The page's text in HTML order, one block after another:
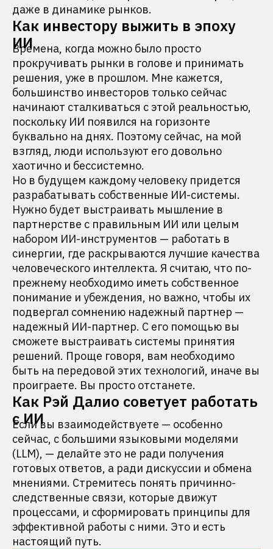
даже в динамике рынков.
Как инвестору выжить в эпоху
ИИ
Времена, когда можно было просто
прокручивать рынки в голове и принимать
решения, уже в прошлом. Мне кажется,
большинство инвесторов только сейчас
начинают сталкиваться с этой реальностью,
поскольку ИИ появился на горизонте
буквально на днях. Поэтому сейчас, на мой
взгляд, люди используют его довольно
хаотично и бессистемно.
Но в будущем каждому человеку придется
разрабатывать собственные ИИ-системы.
Нужно будет выстраивать мышление в
партнерстве с правильным ИИ или целым
набором ИИ-инструментов — работать в
синергии, где раскрываются лучшие качества
человеческого интеллекта. Я считаю, что по-
прежнему необходимо иметь собственное
понимание и убеждения, но важно, чтобы их
подвергал сомнению надежный партнер —
надежный ИИ-партнер. С его помощью вы
сможете выстраивать системы принятия
решений. Проще говоря, вам необходимо
быть на передовой этих технологий, иначе вы
проиграете. Вы просто отстанете.
Как Рэй Далио советует работать
с ИИ
Если вы взаимодействуете — особенно
сейчас, с большими языковыми моделями
(LLM), — делайте это не ради получения
готовых ответов, а ради дискуссии и обмена
мнениями. Стремитесь понять причинно-
следственные связи, которые движут
процессами, и сформировать принципы для
эффективной работы с ними. Это и есть
настоящий путь.